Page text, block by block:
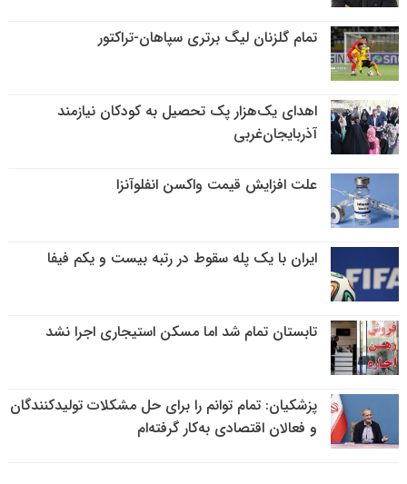
تمام گلزنان لیگ‌ برتری سپاهان-تراکتور
اهدای یک‌هزار پک تحصیل به کودکان نیازمند
آذربایجان‌غربی
علت افزایش قیمت واکسن انفلوآنزا
ایران با یک پله سقوط در رتبه بیست و یکم فیفا
تابستان تمام شد اما مسکن استیجاری اجرا نشد
پزشکیان: تمام توانم را برای حل مشکلات تولیدکنندگان
و فعالان اقتصادی به‌کار گرفته‌ام